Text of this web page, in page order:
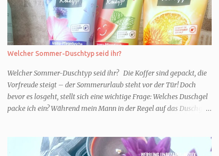
Welcher Sommer-Duschtyp seid ihr?
Welcher Sommer-Duschtyp seid ihr? Die Koffer sind gepackt, die
Vorfreude steigt – der Sommerurlaub steht vor der Tür! Doch
bevor es losgeht, stellt sich eine wichtige Frage: Welches Duschgel
packe ich ein? Während mein Mann in der Regel auf das Duschgel
Urlaub Entspannung und Wellness. Falls ihr ähnlich denkt, lasst